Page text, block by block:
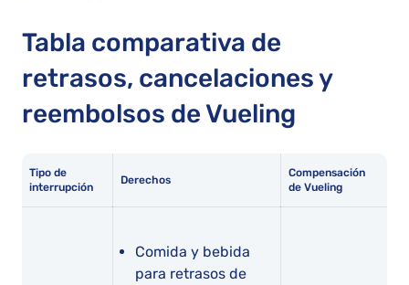
Tabla comparativa de
retrasos, cancelaciones y
reembolsos de Vueling
Tipo de
interrupción
Derechos
Compensación
de Vueling
Comida y bebida
para retrasos de